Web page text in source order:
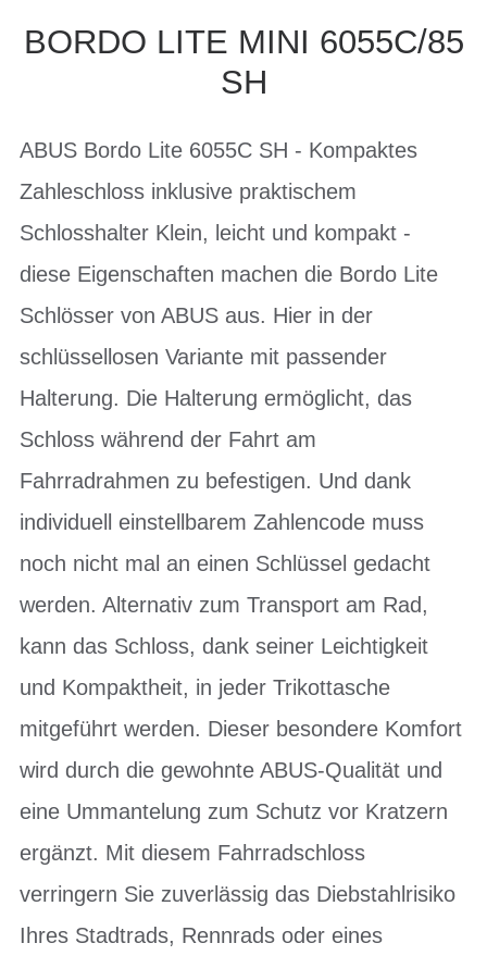
BORDO LITE MINI 6055C/85
SH
ABUS Bordo Lite 6055C SH - Kompaktes
Zahleschloss inklusive praktischem
Schlosshalter Klein, leicht und kompakt -
diese Eigenschaften machen die Bordo Lite
Schlösser von ABUS aus. Hier in der
schlüssellosen Variante mit passender
Halterung. Die Halterung ermöglicht, das
Schloss während der Fahrt am
Fahrradrahmen zu befestigen. Und dank
individuell einstellbarem Zahlencode muss
noch nicht mal an einen Schlüssel gedacht
werden. Alternativ zum Transport am Rad,
kann das Schloss, dank seiner Leichtigkeit
und Kompaktheit, in jeder Trikottasche
mitgeführt werden. Dieser besondere Komfort
wird durch die gewohnte ABUS-Qualität und
eine Ummantelung zum Schutz vor Kratzern
ergänzt. Mit diesem Fahrradschloss
verringern Sie zuverlässig das Diebstahlrisiko
Ihres Stadtrads, Rennrads oder eines